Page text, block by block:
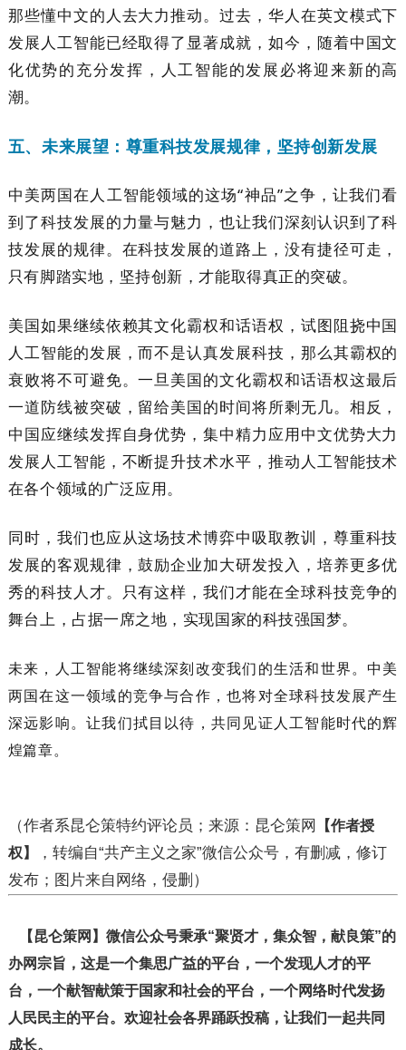
那些懂中文的人去大力推动。过去，华人在英文模式下
发展人工智能已经取得了显著成就，如今，随着中国文
化优势的充分发挥，人工智能的发展必将迎来新的高
潮。
五、未来展望：尊重科技发展规律，坚持创新发展
中美两国在人工智能领域的这场“神品”之争，让我们看
到了科技发展的力量与魅力，也让我们深刻认识到了科
技发展的规律。在科技发展的道路上，没有捷径可走，
只有脚踏实地，坚持创新，才能取得真正的突破。
美国如果继续依赖其文化霸权和话语权，试图阻挠中国
人工智能的发展，而不是认真发展科技，那么其霸权的
衰败将不可避免。一旦美国的文化霸权和话语权这最后
一道防线被突破，留给美国的时间将所剩无几。相反，
中国应继续发挥自身优势，集中精力应用中文优势大力
发展人工智能，不断提升技术水平，推动人工智能技术
在各个领域的广泛应用。
同时，我们也应从这场技术博弈中吸取教训，尊重科技
发展的客观规律，鼓励企业加大研发投入，培养更多优
秀的科技人才。只有这样，我们才能在全球科技竞争的
舞台上，占据一席之地，实现国家的科技强国梦。
未来，人工智能将继续深刻改变我们的生活和世界。中美
两国在这一领域的竞争与合作，也将对全球科技发展产生
深远影响。让我们拭目以待，共同见证人工智能时代的辉
煌篇章。
（作者系昆仑策特约评论员；来源：昆仑策网
【作者授
权】
，转编自“共产主义之家”微信公众号，有删减，修订
发布；图片来自网络，侵删）
【昆仑策网】微信公众号秉承“聚贤才，集众智，献良策”的
办网宗旨，这是一个集思广益的平台，一个发现人才的平
台，一个献智献策于国家和社会的平台，一个网络时代发扬
人民民主的平台。欢迎社会各界踊跃投稿，让我们一起共同
成长。